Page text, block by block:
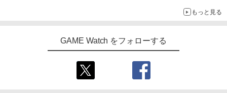
【送料無料・発売日前日出荷・新品】Ni
ntendo Switch 2 The Elder Scrolls IV:
(8月11日発売)020196 オブリビオン
￥6,800
もっと見る
GAME Watch をフォローする